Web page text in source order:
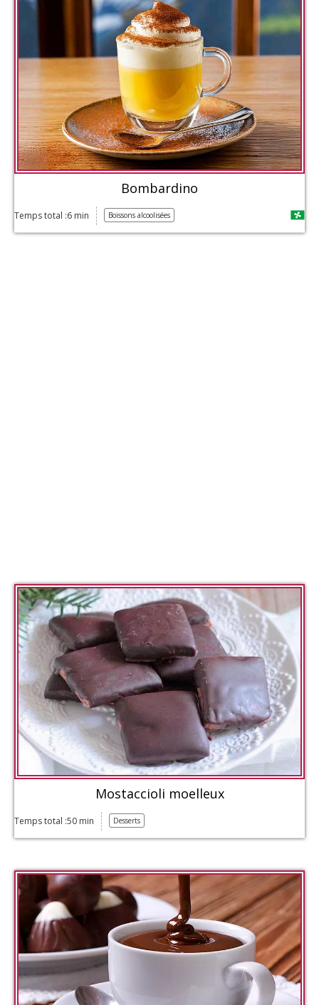
Bombardino
Temps total :6 min Boissons alcoolisées
Mostaccioli moelleux
Temps total :50 min Desserts